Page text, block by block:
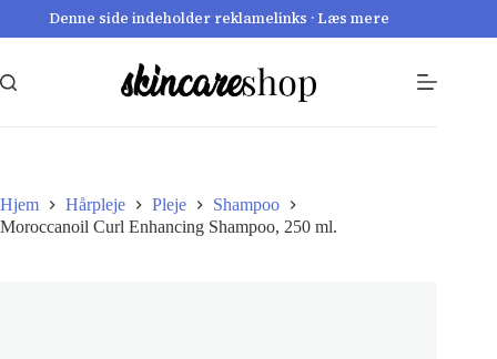
Denne side indeholder reklamelinks · Læs mere
Hjem Hårpleje Pleje
Shampoo
Moroccanoil Curl Enhancing Shampoo, 250 ml.